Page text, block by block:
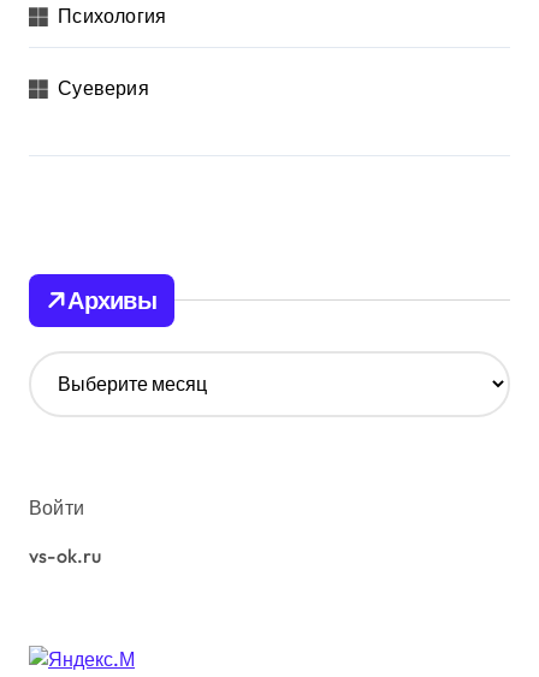
Психология
Суеверия
Архивы
А
р
ы
Войти
vs-ok.ru